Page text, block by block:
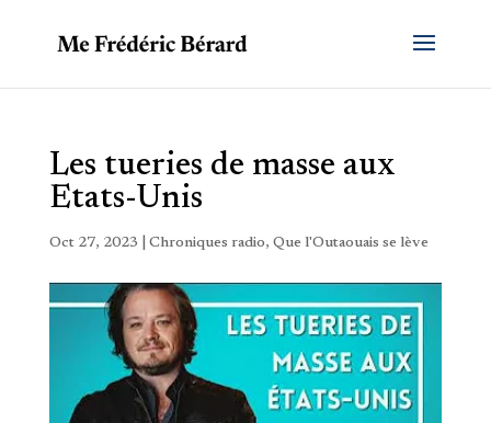
Les tueries de masse aux
Etats-Unis
Oct 27, 2023 Chroniques radio, Que l'Outaouais se lève